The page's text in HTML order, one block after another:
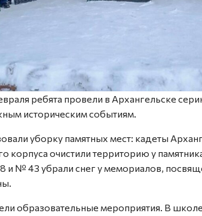
ребята провели в Архангельске
историческим событиям.
уборку памятных мест: кадеты
корпуса очистили территорию у
№ 43 убрали снег у мемориалов,
образовательные мероприятия. В